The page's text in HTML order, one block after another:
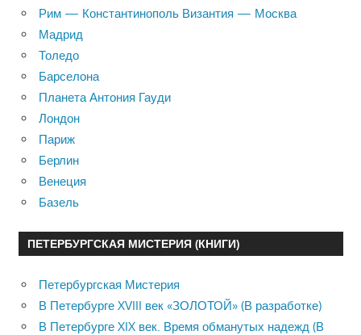
Рим — Константинополь Византия — Москва
Мадрид
Толедо
Барселона
Планета Антония Гауди
Лондон
Париж
Берлин
Венеция
Базель
ПЕТЕРБУРГСКАЯ МИСТЕРИЯ (КНИГИ)
Петербургская Мистерия
В Петербурге XVIII век «ЗОЛОТОЙ» (В разработке)
В Петербурге XIX век. Время обманутых надежд (В